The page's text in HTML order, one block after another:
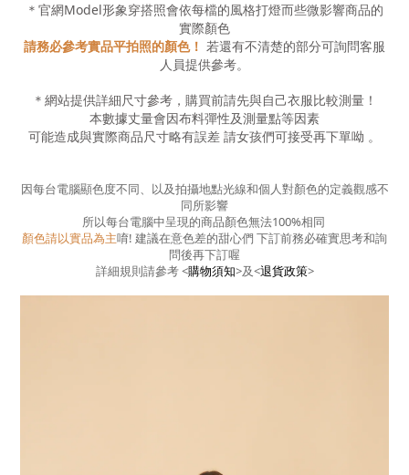
＊官網Model形象穿搭照會依每檔的風格打燈而些微影響商品的
實際顏色
請務必參考實品平拍照的顏色！ 若還有不清楚的部分可詢問客服
人員提供參考。
＊網站提供詳細尺寸參考，購買前請先與自己衣服比較測量！
本數據丈量會因布料彈性及測量點等因素
可能造成與實際商品尺寸略有誤差 請女孩們可接受再下單呦 。
因每台電腦顯色度不同、以及拍攝地點光線和個人對顏色的定義觀感不
同所影響
所以每台電腦中呈現的商品顏色無法100%相同
顏色請以實品為主唷! 建議在意色差的甜心們 下訂前務必確實思考和詢
問後再下訂喔
詳細規則請參考<購物須知>及<退貨政策>